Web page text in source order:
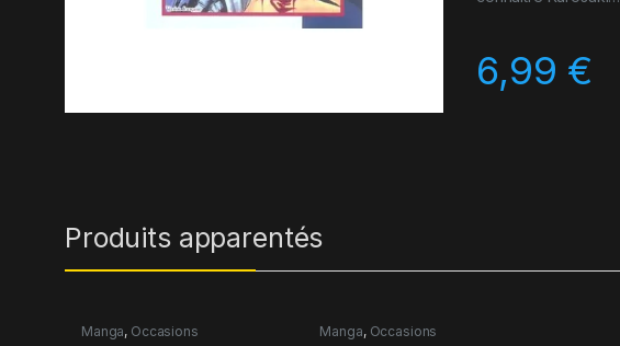
6,99 €
Produits apparentés
Manga, Occasions Manga, Occasions